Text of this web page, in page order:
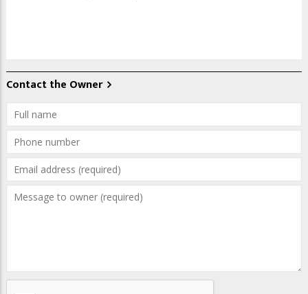
Contact the Owner